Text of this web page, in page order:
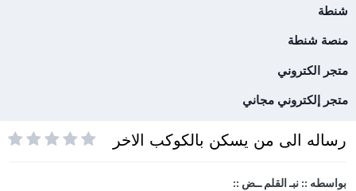
شنطة
منصة شنطة
متجر الكتروني
متجر إلكتروني مجاني
رساله الى من يسكن بالكوكب الاخر
بواسطه:: نبـ القلم ــض ::